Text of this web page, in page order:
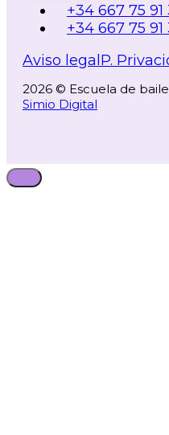
+34 667 75 91
+34 667 75 91
Aviso legal P.
2026 © Escuela de
Simio Digital